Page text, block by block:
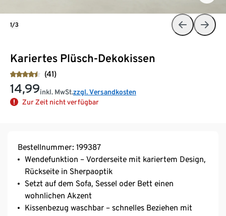
Kariertes Plüsch-Dekokissen
(41)
14,99inkl. MwSt.zzgl. Versandkosten
Zur Zeit nicht verfügbar
1/3
Bestellnummer: 199387
Wendefunktion – Vorderseite mit kariertem Design,
Rückseite in Sherpaoptik
Setzt auf dem Sofa, Sessel oder Bett einen
wohnlichen Akzent
Kissenbezug waschbar – schnelles Beziehen mit